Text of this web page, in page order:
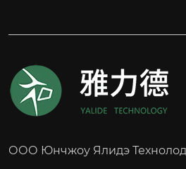
ООО Юнчжоу Ялидэ